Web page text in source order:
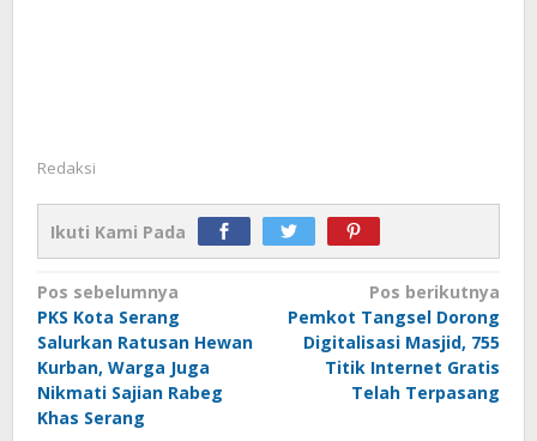
Redaksi
Ikuti Kami Pada
Navigasi
pos
Pos sebelumnya
PKS Kota Serang
Salurkan Ratusan Hewan
Kurban, Warga Juga
Nikmati Sajian Rabeg
Khas Serang
Pos berikutnya
Pemkot Tangsel Dorong
Digitalisasi Masjid, 755
Titik Internet Gratis
Telah Terpasang